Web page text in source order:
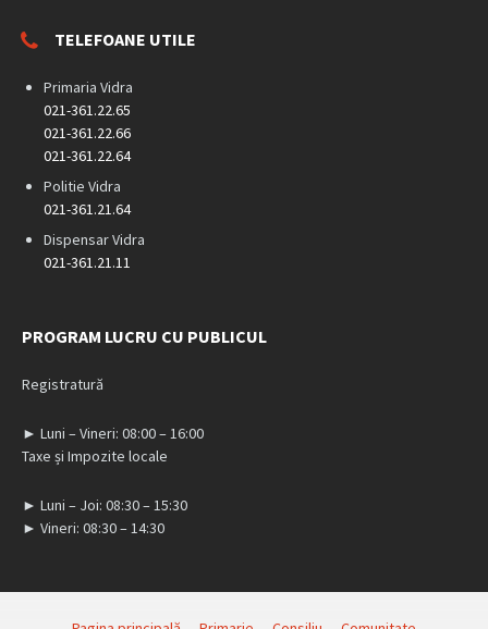
TELEFOANE UTILE
Primaria Vidra
021-361.22.65
021-361.22.66
021-361.22.64
Politie Vidra
021-361.21.64
Dispensar Vidra
021-361.21.11
PROGRAM LUCRU CU PUBLICUL
Registratură
► Luni – Vineri: 08:00 – 16:00
Taxe și Impozite locale
► Luni – Joi: 08:30 – 15:30
► Vineri: 08:30 – 14:30